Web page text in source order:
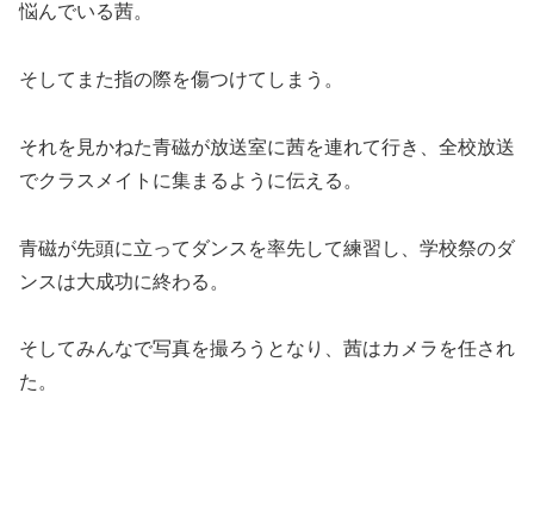
悩んでいる茜。
そしてまた指の際を傷つけてしまう。
それを見かねた青磁が放送室に茜を連れて行き、全校放送
でクラスメイトに集まるように伝える。
青磁が先頭に立ってダンスを率先して練習し、学校祭のダ
ンスは大成功に終わる。
そしてみんなで写真を撮ろうとなり、茜はカメラを任され
た。